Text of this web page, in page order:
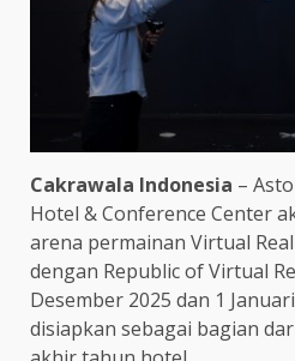
Cakrawala Indonesia –
Hotel & Conference Center
arena permainan Virtual
dengan Republic of Virtual
Desember 2025 dan 1
disiapkan sebagai bagian